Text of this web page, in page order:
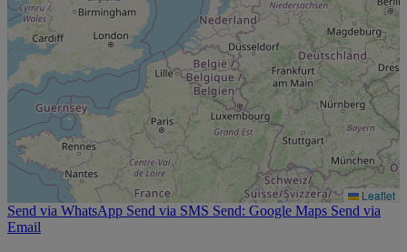
Leaflet
Send via WhatsApp Send via SMS Send: Google Maps Send via
Email